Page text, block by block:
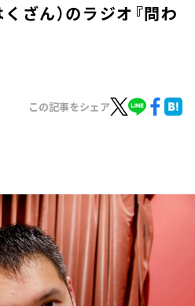
ざん）のラジオ『問わ
この記事をシェア